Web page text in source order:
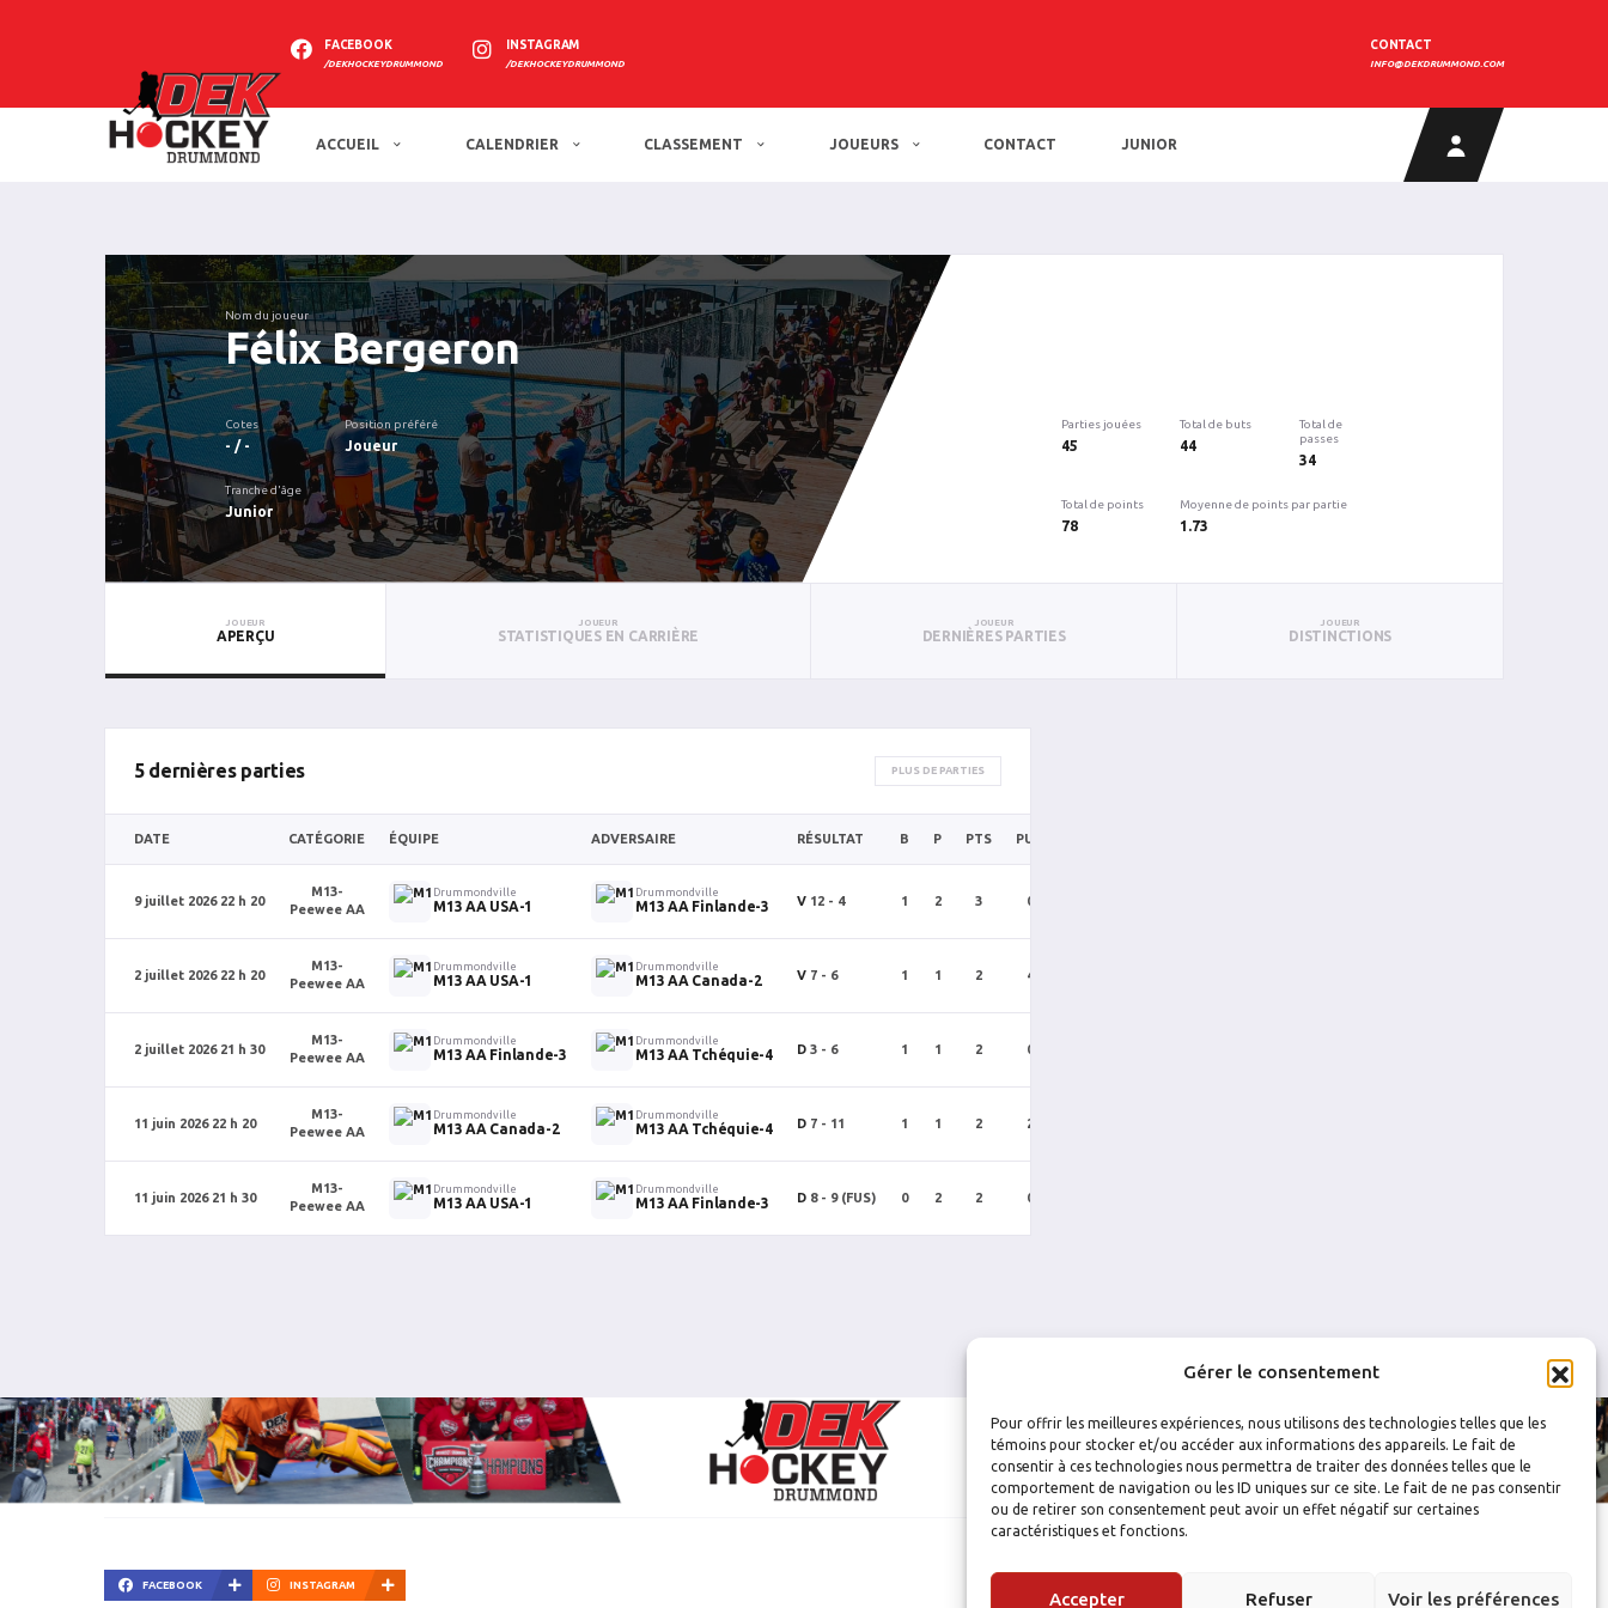
Gérer le consentement
Pour offrir les meilleures expériences, nous utilisons des technologies telles que les
témoins pour stocker et/ou accéder aux informations des appareils. Le fait de
consentir à ces technologies nous permettra de traiter des données telles que le
comportement de navigation ou les ID uniques sur ce site. Le fait de ne pas consentir
ou de retirer son consentement peut avoir un effet négatif sur certaines
caractéristiques et fonctions.
Accepter Refuser Voir les préférences
FACEBOOK
/DEKHOCKEYDRUMMOND
INSTAGRAM
/DEKHOCKEYDRUMMOND
CONTACT
INFO@DEKDRUMMOND.COM
ACCUEIL CALENDRIER CLASSEMENT JOUEURS CONTACT JUNIOR
Nom du joueur
Félix Bergeron
Cotes
- / -
Position préféré
Joueur
Tranche d'âge
Junior
Parties jouées
45
Total de buts
44
Total de
passes
34
Total de points
78
Moyenne de points par partie
1.73
JOUEUR
APERÇU
JOUEUR
STATISTIQUES EN CARRIÈRE
JOUEUR
DERNIÈRES PARTIES
JOUEUR
DISTINCTIONS
5 dernières parties PLUS DE PARTIES
DATE CATÉGORIE ÉQUIPE ADVERSAIRE RÉSULTAT B P PTS PUN
9 juillet 2026 22 h 20
M13-
Peewee AA
Drummondville
M13 AA USA-1
Drummondville
M13 AA Finlande-3 V 12 - 4 1 2 3 0
2 juillet 2026 22 h 20
M13-
Peewee AA
Drummondville
M13 AA USA-1
Drummondville
M13 AA Canada-2 V 7 - 6 1 1 2 4
2 juillet 2026 21 h 30
M13-
Peewee AA
Drummondville
M13 AA Finlande-3
Drummondville
M13 AA Tchéquie-4 D 3 - 6 1 1 2 0
11 juin 2026 22 h 20
M13-
Peewee AA
Drummondville
M13 AA Canada-2
Drummondville
M13 AA Tchéquie-4 D 7 - 11 1 1 2 2
11 juin 2026 21 h 30
M13-
Peewee AA
Drummondville
M13 AA USA-1
Drummondville
M13 AA Finlande-3 D 8 - 9 (FUS) 0 2 2 0
FACEBOOK INSTAGRAM